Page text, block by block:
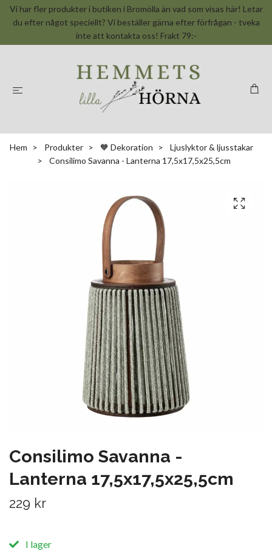
Vi har fler produkter i butiken i Bromölla än vad som visas här! Letar
du efter något speciellt? Vi beställer gärna efter förfrågan - tveka
inte att kontakta oss! Frakt 79:-
Hem Produkter 🧡 Dekoration
Ljuslyktor & ljusstakar
Consilimo Savanna - Lanterna 17,5x17,5x25,5cm
Consilimo Savanna -
Lanterna 17,5x17,5x25,5cm
229 kr
I lager